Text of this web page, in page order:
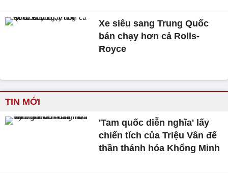
Xe siêu sang Trung Quốc
bán chạy hơn cả Rolls-
Royce
TIN MỚI
'Tam quốc diễn nghĩa' lấy
chiến tích của Triệu Vân để
thần thánh hóa Khổng Minh